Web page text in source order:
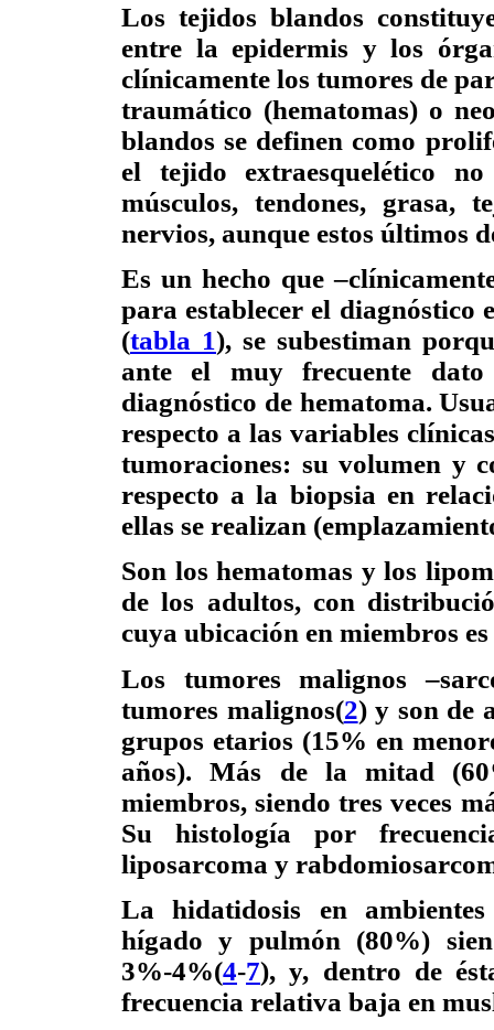
Los tejidos blandos
entre la epidermis y los
clínicamente los tumores de
traumático (hematomas) o
blandos se definen como
el tejido extraesquelético
músculos, tendones, grasa,
nervios, aunque estos últimos
Es un hecho que
para establecer el diagnóstico
(tabla 1), se subestiman
ante el muy frecuente
diagnóstico de hematoma.
respecto a las variables
tumoraciones: su volumen y
respecto a la biopsia en
ellas se realizan
Son los hematomas y los
de los adultos, con
cuya ubicación en miembros
Los tumores malignos
tumores malignos(2) y son de
grupos etarios (15% en
años). Más de la mitad
miembros, siendo tres veces
Su histología por
liposarcoma y
La hidatidosis en
hígado y pulmón (80%)
3%-4%(4-7), y, dentro de
frecuencia relativa baja en